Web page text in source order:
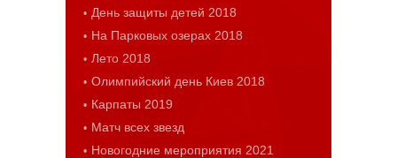
День защиты детей 2018
На Парковых озерах 2018
Лето 2018
Олимпийский день Киев 2018
Карпаты 2019
Матч всех звезд
Новогодние мероприятия 2021